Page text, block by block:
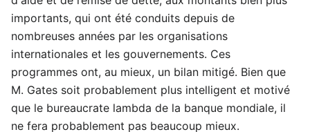
importants, qui ont été conduits depuis de
nombreuses années par les organisations
internationales et les gouvernements. Ces
programmes ont, au mieux, un bilan mitigé. Bien que
M. Gates soit probablement plus intelligent et motivé
que le bureaucrate lambda de la banque mondiale, il
ne fera probablement pas beaucoup mieux.